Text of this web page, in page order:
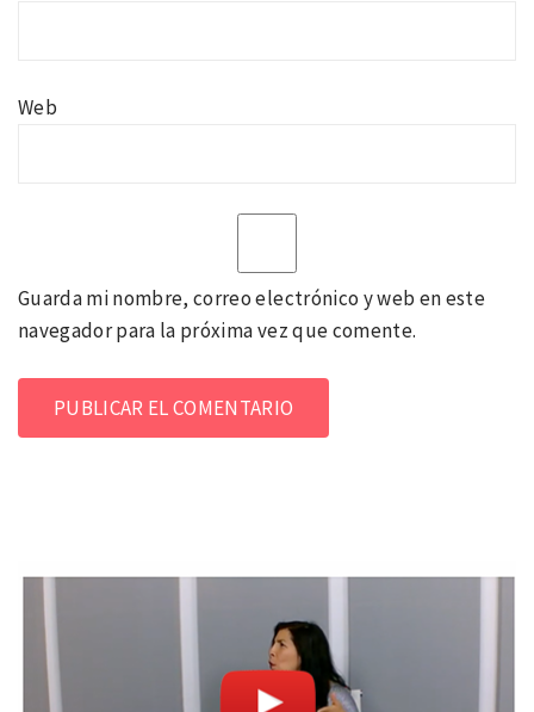
Web
Guarda mi nombre, correo electrónico y web en este
navegador para la próxima vez que comente.